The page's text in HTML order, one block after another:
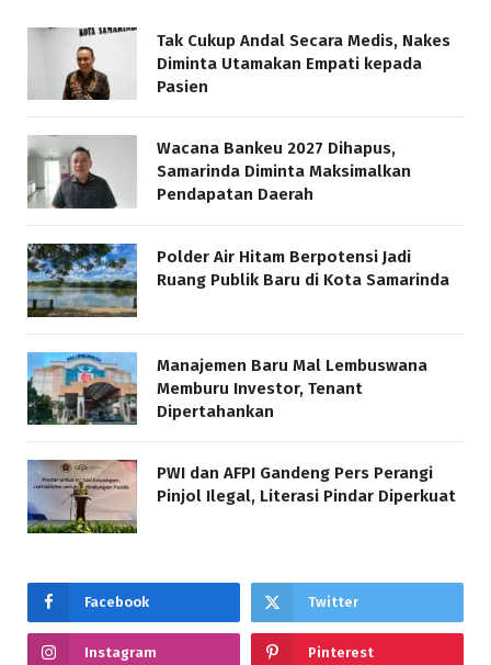
Tak Cukup Andal Secara Medis, Nakes
Diminta Utamakan Empati kepada
Pasien
Wacana Bankeu 2027 Dihapus,
Samarinda Diminta Maksimalkan
Pendapatan Daerah
Polder Air Hitam Berpotensi Jadi
Ruang Publik Baru di Kota Samarinda
Manajemen Baru Mal Lembuswana
Memburu Investor, Tenant
Dipertahankan
PWI dan AFPI Gandeng Pers Perangi
Pinjol Ilegal, Literasi Pindar Diperkuat
Facebook Twitter
Instagram Pinterest